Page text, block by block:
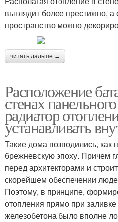
выглядит более престижно,
пространство можно
читать дальше →
Расположение
стенах
радиатор
устанавливать
Такие дома возводились, как
брежневскую эпоху. Причем
перед архитекторами и
скорейшем обеспечении
Поэтому, в принципе,
отопления прямо при заливке
железобетона было вполне